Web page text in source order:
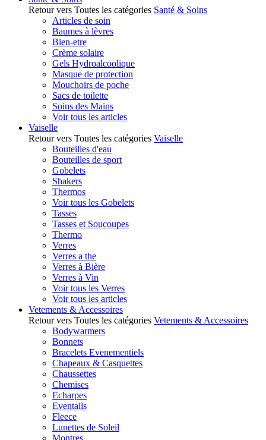
Retour vers Toutes les catégories Santé & Soins
Articles de soin
Baumes à lèvres
Bien-etre
Crème solaire
Gels Hydroalcoolique
Masque de protection
Mouchoirs de poche
Sacs de toilette
Soins des Mains
Voir tous les articles
Vaiselle
Retour vers Toutes les catégories Vaiselle
Bouteilles d'eau
Bouteilles de sport
Gobelets
Shakers
Thermos
Voir tous les Gobelets
Tasses
Tasses et Soucoupes
Thermo
Verres
Verres a the
Verres à Bière
Verres à Vin
Voir tous les Verres
Voir tous les articles
Vetements & Accessoires
Retour vers Toutes les catégories Vetements & Accessoires
Bodywarmers
Bonnets
Bracelets Evenementiels
Chapeaux & Casquettes
Chaussettes
Chemises
Echarpes
Eventails
Fleece
Lunettes de Soleil
Montres